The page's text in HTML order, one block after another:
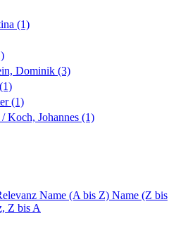
(1)
Dominik (3)
(1)
(1)
Koch, Johannes (1)
Name (A bis Z) Name (Z bis
Z bis A